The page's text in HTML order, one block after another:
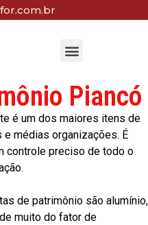
Piancó
é um dos maiores itens de
e médias organizações. É
controle preciso de todo o
de patrimônio são alumínio,
muito do fator de